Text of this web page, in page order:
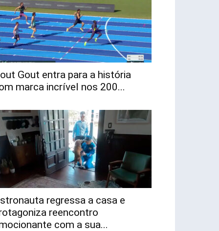
Gout entra para a história
marca incrível nos 200...
regressa a casa e
reencontro
com a sua...